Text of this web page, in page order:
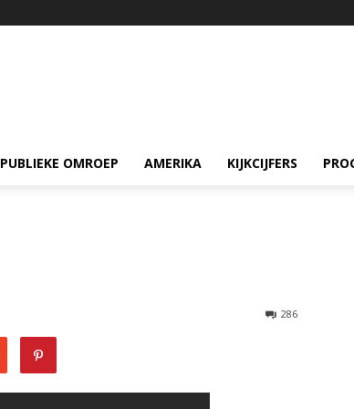
PUBLIEKE OMROEP AMERIKA KIJKCIJFERS
286